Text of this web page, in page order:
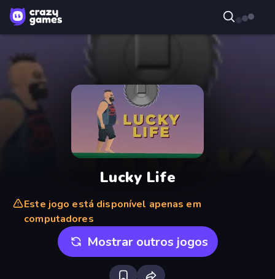
Lucky Life
Este jogo está disponível apenas em
computadores
Mostrar outros jogos